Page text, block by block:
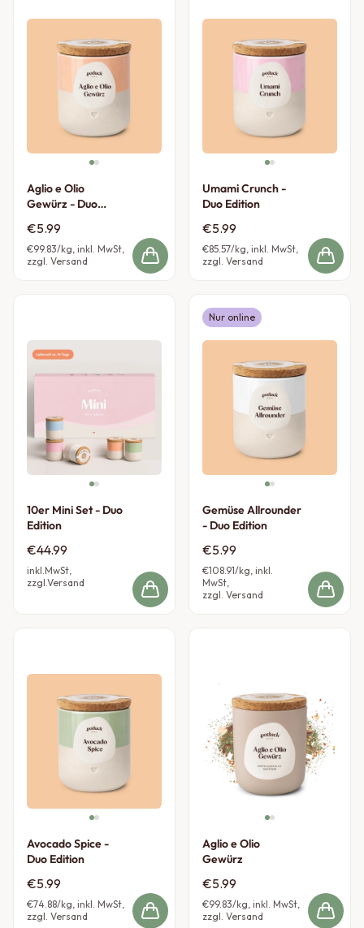
Aglio e Olio
Gewürz - Duo
€5.99
€99.83/kg, inkl. MwSt,
zzgl. Versand
Umami Crunch -
Duo Edition
€5.99
€85.57/kg, inkl. MwSt,
zzgl. Versand
10er Mini Set - Duo
Edition
€44.99
inkl.MwSt,
zzgl.Versand
Nur online
Gemüse Allrounder
- Duo Edition
€5.99
€108.91/kg, inkl.
MwSt,
zzgl. Versand
Avocado Spice -
Duo Edition
€5.99
€74.88/kg, inkl. MwSt,
zzgl. Versand
Aglio e Olio
Gewürz
€5.99
€99.83/kg, inkl. MwSt,
zzgl. Versand